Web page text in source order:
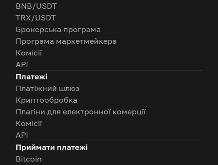
BNB/USDT
TRX/USDT
Брокерська програма
Програма маркетмейкера
Комісії
API
Платежі
Платіжний шлюз
Криптообробка
Плагіни для електронної комерції
Комісії
API
Приймати платежі
Bitcoin